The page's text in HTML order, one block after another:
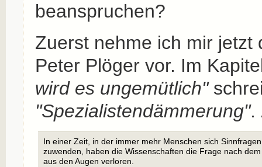
beanspruchen?
Zuerst nehme ich mir jetzt
Peter Plöger vor. Im
wird es ungemütlich"
"Spezialistendämmerung".
In einer Zeit, in der immer mehr Menschen sich Sinnfragen
zuwenden, haben die Wissenschaften die Frage nach
aus den Augen verloren.